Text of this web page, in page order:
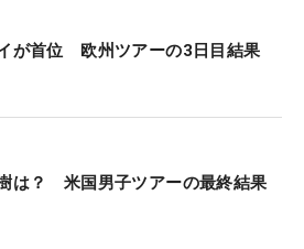
が首位 欧州ツアーの3日目結果
は？ 米国男子ツアーの最終結果